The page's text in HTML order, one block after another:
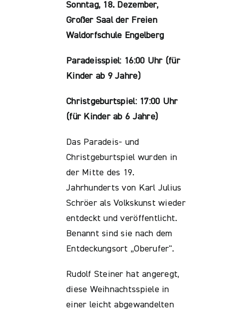
Sonntag, 18. Dezember,
Großer Saal der Freien
Waldorfschule Engelberg
Paradeisspiel: 16:00 Uhr (für
Kinder ab 9 Jahre)
Christgeburtspiel: 17:00 Uhr
(für Kinder ab 6 Jahre)
Das Paradeis- und
Christgeburtspiel wurden in
der Mitte des 19.
Jahrhunderts von Karl Julius
Schröer als Volkskunst wieder
entdeckt und veröffentlicht.
Benannt sind sie nach dem
Entdeckungsort „Oberufer".
Rudolf Steiner hat angeregt,
diese Weihnachtsspiele in
einer leicht abgewandelten